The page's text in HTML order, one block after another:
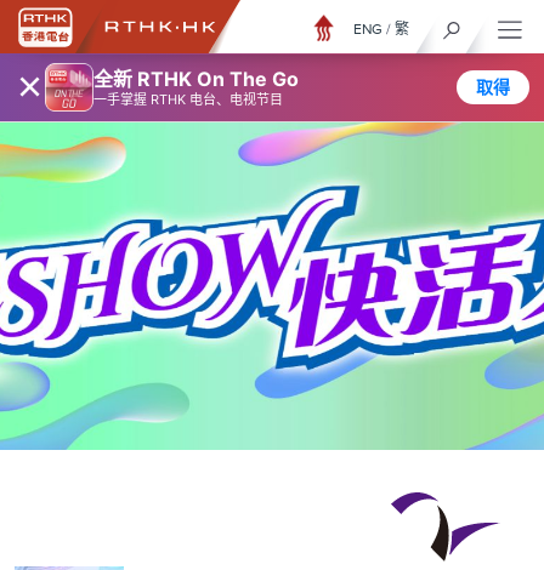
× 全新 RTHK On The Go
一手掌握 RTHK 电台、电视节目
取得
ENG / 繁